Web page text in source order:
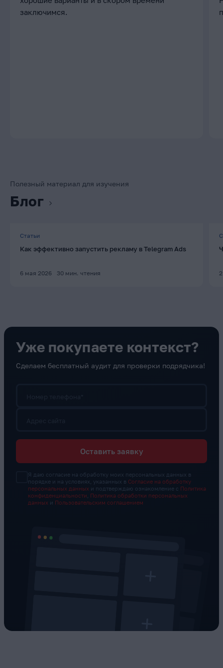
заключимся.
Полезный материал для изучения
Блог
Статьи
Как эффективно запустить рекламу в Telegram Ads
6 мая 2026 30 мин. чтения
Уже покупаете контекст?
Сделаем бесплатный аудит для проверки подрядчика!
Оставить заявку
Я даю согласие на обработку моих персональных данных в
порядке и на условиях, указанных в Согласие на обработку
персональных данных и подтверждаю ознакомление с Политика
конфиденциальности
Политика обработки персональных
данных и Пользовательским соглашением